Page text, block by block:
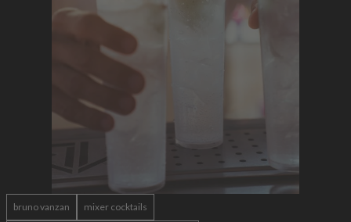
bruno vanzan mixer cocktails